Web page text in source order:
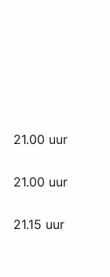
21.00 uur
21.00 uur
21.15 uur